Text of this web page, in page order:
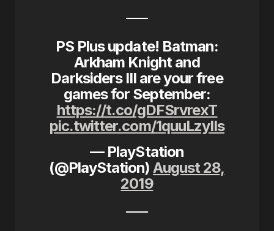
PS Plus update! Batman:
Arkham Knight and
Darksiders III are your free
games for September:
https://t.co/gDFSrvrexT
pic.twitter.com/1quuLzyIIs
— PlayStation
(@PlayStation)August 28,
2019